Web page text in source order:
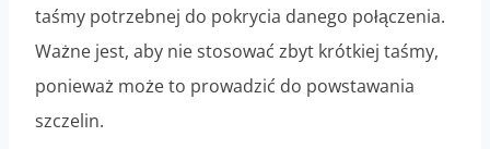
taśmy potrzebnej do pokrycia danego połączenia.
Ważne jest, aby nie stosować zbyt krótkiej taśmy,
ponieważ może to prowadzić do powstawania
szczelin.